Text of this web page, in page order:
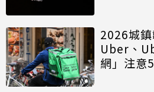
2026城鎮
Uber、
網」注意